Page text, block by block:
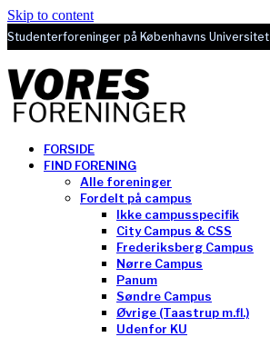
Skip to content
Studenterforeninger på Københavns Universitet
FORSIDE
FIND FORENING
Alle foreninger
Fordelt på campus
Ikke campusspecifik
City Campus & CSS
Frederiksberg Campus
Nørre Campus
Panum
Søndre Campus
Øvrige (Taastrup m.fl.)
Udenfor KU